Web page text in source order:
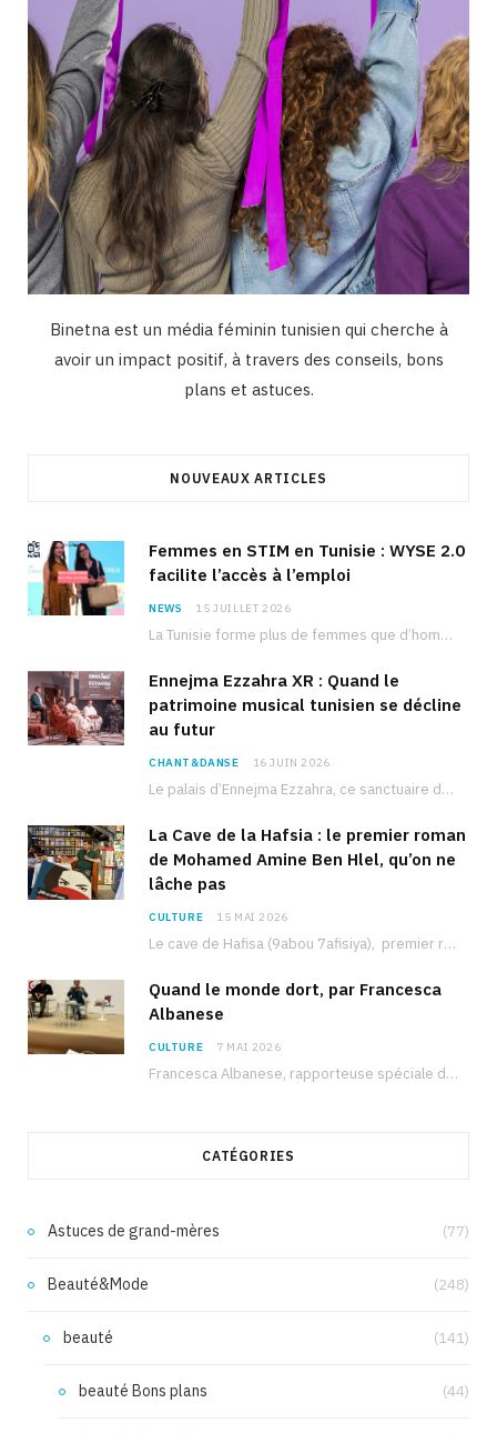
Binetna est un média féminin tunisien qui cherche à
avoir un impact positif, à travers des conseils, bons
plans et astuces.
NOUVEAUX ARTICLES
Femmes en STIM en Tunisie : WYSE 2.0
facilite l’accès à l’emploi
NEWS 15 JUILLET 2026
La Tunisie forme plus de femmes que d’hommes dans les filières scientifiques. Pourtant, pour beaucoup…
Ennejma Ezzahra XR : Quand le
patrimoine musical tunisien se décline
au futur
CHANT&DANSE 16 JUIN 2026
Le palais d’Ennejma Ezzahra, ce sanctuaire de la musique tunisienne et méditerranéenne construit par le…
La Cave de la Hafsia : le premier roman
de Mohamed Amine Ben Hlel, qu’on ne
lâche pas
CULTURE 15 MAI 2026
Le cave de Hafisa (9abou 7afisiya), premier roman du journaliste tunisien Mohamed Amine Ben Hlel,…
Quand le monde dort, par Francesca
Albanese
CULTURE 7 MAI 2026
Francesca Albanese, rapporteuse spéciale de l’ONU sur les territoires palestiniens occupés, était à Tunis pour…
CATÉGORIES
Astuces de grand-mères (77)
Beauté&Mode (248)
beauté (141)
beauté Bons plans (44)